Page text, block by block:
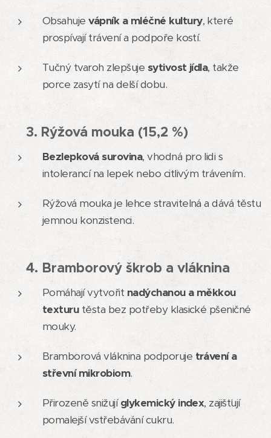
Obsahujevápník a mléčné kultury, které
prospívají trávení a podpoře kostí.
Tučný tvaroh zlepšuje sytivost jídla, takže
porce zasytí na delší dobu.
3. Rýžová mouka (15,2 %)
Bezlepková surovina, vhodná pro lidi s
intolerancí na lepek nebo citlivým trávením.
Rýžová mouka je lehce stravitelná a dává těstu
jemnou konzistenci.
4. Bramborový škrob a vláknina
Pomáhají vytvořit nadýchanou a měkkou
texturutěsta bez potřeby klasické pšeničné
mouky.
Bramborová vláknina podporuje trávení a
střevní mikrobiom.
Přirozeně snižujíglykemický index, zajišťují
pomalejší vstřebávání cukru.